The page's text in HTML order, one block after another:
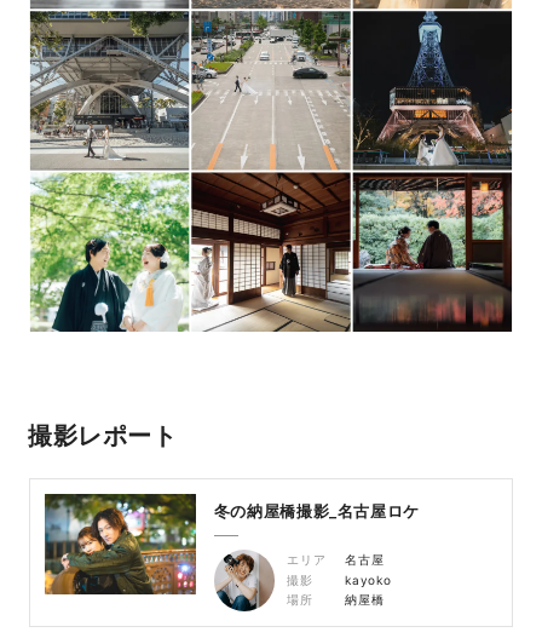
撮影レポート
冬の納屋橋撮影_名古屋ロケ
エリア
名古屋
撮影
kayoko
場所
納屋橋